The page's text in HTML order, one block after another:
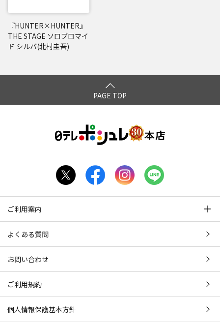
『HUNTER×HUNTER』
THE STAGE ソロブロマイ
ド シルバ(北村圭吾)
PAGE TOP
ご利用案内
よくある質問
お問い合わせ
ご利用規約
個人情報保護基本方針